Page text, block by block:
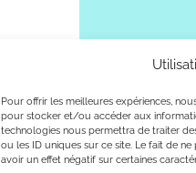
Pour offrir les meilleures expériences,
pour stocker et/ou accéder aux
technologies nous permettra de traiter
ou les ID uniques sur ce site. Le fait de
avoir un effet négatif sur certaines